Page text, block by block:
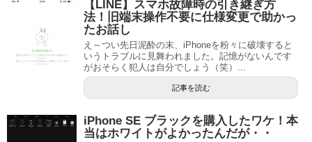
【LINE】スマホ故障時の引き継ぎ方
法！旧端末操作不要に仕様変更で助かっ
たお話し
え～つい先日泥酔の末、iPhoneを粉々に破壊すると
いうトラブルに見舞われました。記憶がないんです
がおそらく犯人は自分でしょう（笑）...
記事を読む
iPhone SE ブラックを購入したワケ！本
当はホワイトがよかったんだが・・